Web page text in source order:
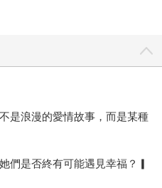
動習慣，也注重時間管理，
，自己沒有這個問題，「靈
歡寫的人就會永遠用自己所
靈感匱乏，我認為是一個不
本感性真摯，另一本實用易
種方式歸來》中她以熟悉的
說，「一個那麼平凡的女
是浪漫的愛情故事，而是某種
們是否終有可能遇見幸福？▎